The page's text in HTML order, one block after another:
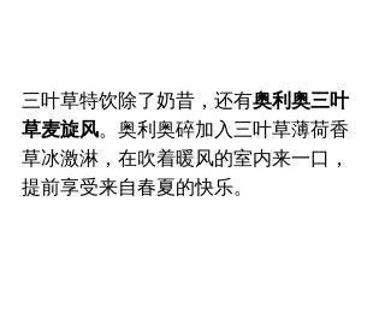
三叶草特饮除了奶昔，还有奥利奥三叶
草麦旋风。奥利奥碎加入三叶草薄荷香
草冰激淋，在吹着暖风的室内来一口，
提前享受来自春夏的快乐。